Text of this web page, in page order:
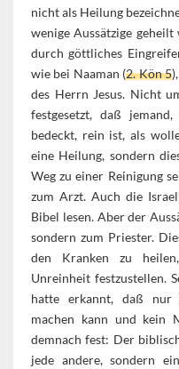
nicht als Heilung
wenige Aussätzige
durch göttliches
wie bei Naaman (2. Kön 5
des Herrn Jesus. Nicht
festgesetzt, daß
bedeckt, rein ist, als
eine Heilung, sondern
Weg zu einer Reinigung
zum Arzt. Auch die
Bibel lesen. Aber der
sondern zum Priester.
den Kranken zu
Unreinheit festzustellen.
hatte erkannt, daß nur
machen kann und kein
demnach fest: Der
jede andere, sondern